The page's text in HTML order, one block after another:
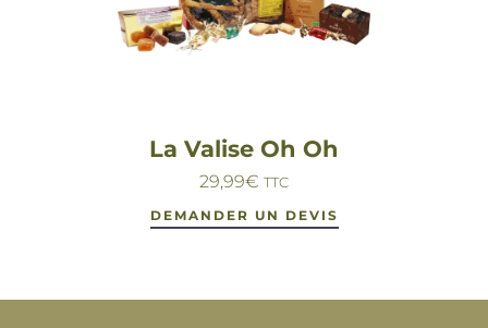
La Valise Oh Oh
29,99€ TTC
DEMANDER UN DEVIS